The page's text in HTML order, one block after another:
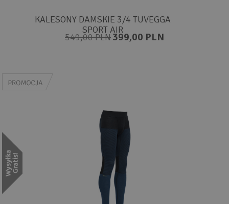
KALESONY DAMSKIE 3/4 TUVEGGA
SPORT AIR
549,00 PLN399,00 PLN